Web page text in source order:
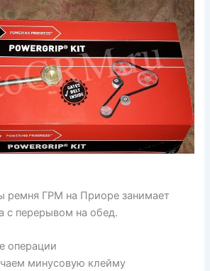
ремня ГРМ на Приоре занимает
с перерывом на обед.
операции
минусовую клейму